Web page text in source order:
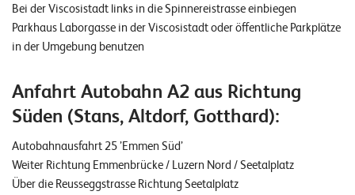
Bei der Viscosistadt links in die Spinnereistrasse einbiegen
Parkhaus Laborgasse in der Viscosistadt oder öffentliche Parkplätze
in der Umgebung benutzen
Anfahrt Autobahn A2 aus Richtung
Süden (Stans, Altdorf, Gotthard):
Autobahnausfahrt 25 ’Emmen Süd’
Weiter Richtung Emmenbrücke / Luzern Nord / Seetalplatz
Über die Reusseggstrasse Richtung Seetalplatz